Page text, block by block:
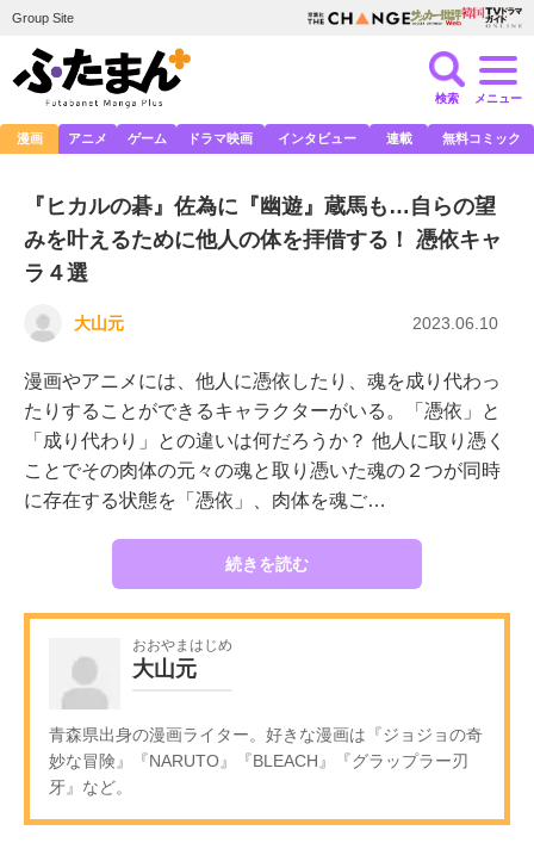
Group Site
検索 メニュー
漫画 アニメ ゲーム ドラマ映画 インタビュー 連載 無料コミック
『ヒカルの碁』佐為に『幽遊』蔵馬も…自らの望
みを叶えるために他人の体を拝借する！ 憑依キャ
ラ４選
大山元 2023.06.10
漫画やアニメには、他人に憑依したり、魂を成り代わっ
たりすることができるキャラクターがいる。「憑依」と
「成り代わり」との違いは何だろうか？ 他人に取り憑く
ことでその肉体の元々の魂と取り憑いた魂の２つが同時
に存在する状態を「憑依」、肉体を魂ご…
続きを読む
おおやまはじめ
大山元
青森県出身の漫画ライター。好きな漫画は『ジョジョの奇
妙な冒険』『NARUTO』『BLEACH』『グラップラー刃
牙』など。